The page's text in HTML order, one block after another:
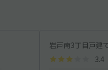
岩戸南3丁目戸建
3.4